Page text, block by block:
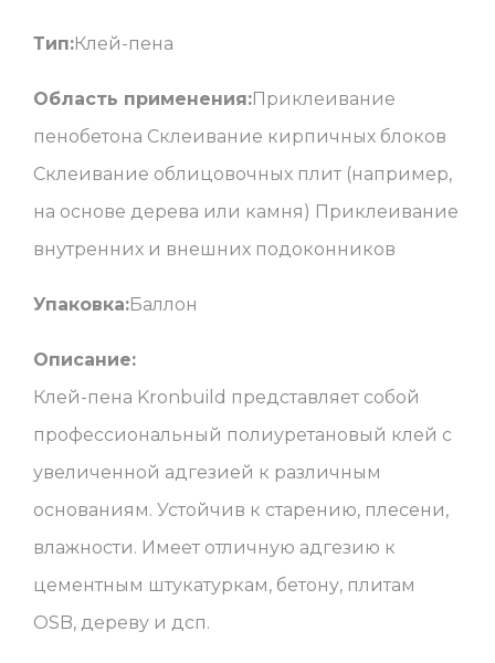
Тип:Клей-пена
Область применения:Приклеивание
пенобетона Склеивание кирпичных блоков
Склеивание облицовочных плит (например,
на основе дерева или камня) Приклеивание
внутренних и внешних подоконников
Упаковка:Баллон
Описание:
Клей-пена Kronbuild представляет собой
профессиональный полиуретановый клей с
увеличенной адгезией к различным
основаниям. Устойчив к старению, плесени,
влажности. Имеет отличную адгезию к
цементным штукатуркам, бетону, плитам
OSB, дереву и дсп.